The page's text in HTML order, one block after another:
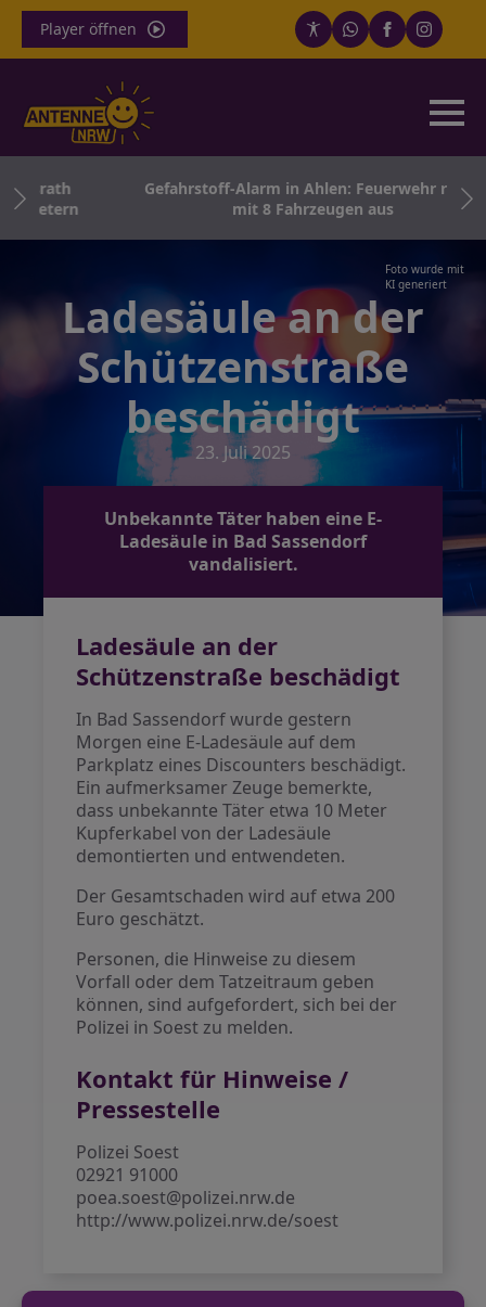
Player öffnen
Gefahrstoff-Alarm in Ahlen: Feuerwehr rückt
mit 8 Fahrzeugen aus
Foto wurde mit
KI generiert
Ladesäule an der
Schützenstraße
beschädigt
23. Juli 2025
Unbekannte Täter haben eine E-
Ladesäule in Bad Sassendorf
vandalisiert.
Ladesäule an der
Schützenstraße beschädigt
In Bad Sassendorf wurde gestern
Morgen eine E-Ladesäule auf dem
Parkplatz eines Discounters beschädigt.
Ein aufmerksamer Zeuge bemerkte,
dass unbekannte Täter etwa 10 Meter
Kupferkabel von der Ladesäule
demontierten und entwendeten.
Der Gesamtschaden wird auf etwa 200
Euro geschätzt.
Personen, die Hinweise zu diesem
Vorfall oder dem Tatzeitraum geben
können, sind aufgefordert, sich bei der
Polizei in Soest zu melden.
Kontakt für Hinweise /
Pressestelle
Polizei Soest
02921 91000
poea.soest@polizei.nrw.de
http://www.polizei.nrw.de/soest